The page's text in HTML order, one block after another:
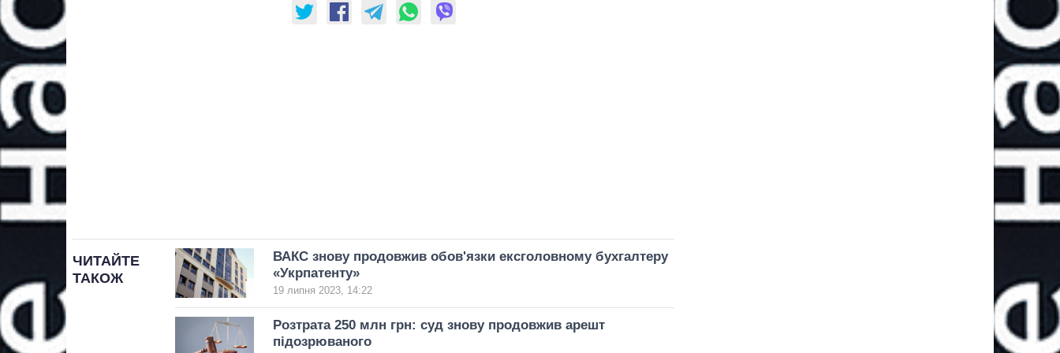
ЧИТАЙТЕ
ТАКОЖ
ВАКС знову продовжив обов'язки ексголовному бухгалтеру
«Укрпатенту»
19 липня 2023, 14:22
Розтрата 250 млн грн: суд знову продовжив арешт
підозрюваного